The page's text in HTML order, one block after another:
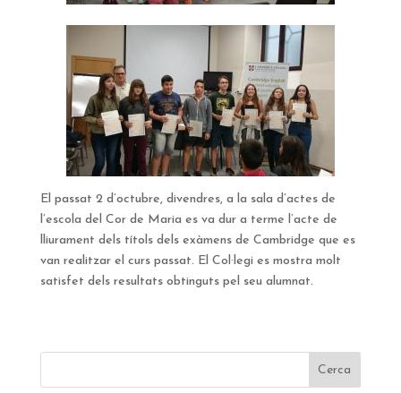
El passat 2 d’octubre, divendres, a la sala d’actes de
l’escola del Cor de Maria es va dur a terme l’acte de
lliurament dels títols dels exàmens de Cambridge que es
van realitzar el curs passat. El Col·legi es mostra molt
satisfet dels resultats obtinguts pel seu alumnat.